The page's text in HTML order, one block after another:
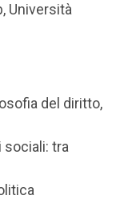
Università
del diritto,
tra